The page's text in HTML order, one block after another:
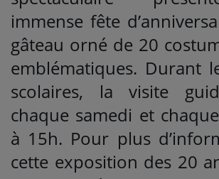
immense fête
gâteau orné de 20
emblématiques. Durant
scolaires, la visite
chaque samedi et
à 15h. Pour plus
cette exposition des 20